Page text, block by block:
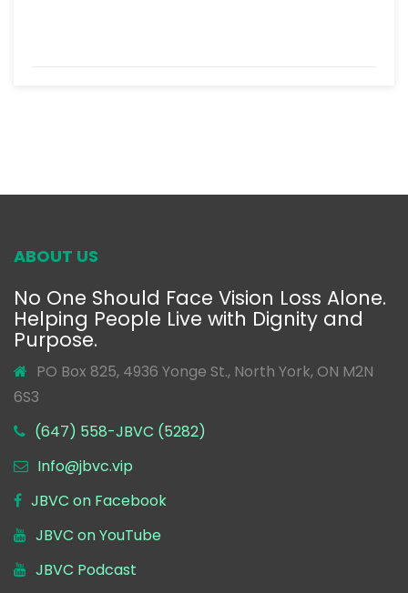
ABOUT US
No One Should Face Vision Loss Alone.
Helping People Live with Dignity and
Purpose.
PO Box 825, 4936 Yonge St., North York, ON M2N
6S3
(647) 558-JBVC (5282)
Info@jbvc.vip
JBVC on Facebook
JBVC on YouTube
JBVC Podcast